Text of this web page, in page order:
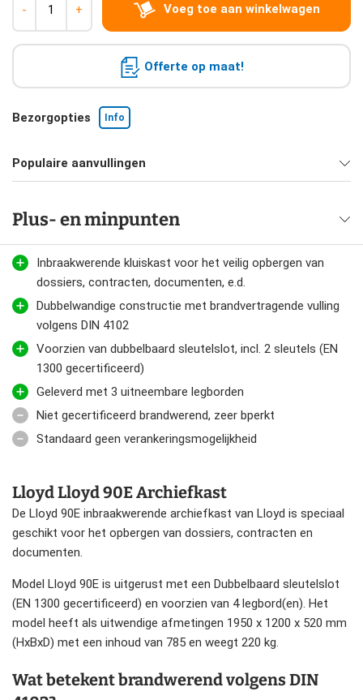
Populaire aanvullingen
- + Voeg toe aan winkelwagen
Offerte op maat!
Bezorgopties Info
Lloyd Lloyd 90E Archiefkast
De Lloyd 90E inbraakwerende archiefkast van Lloyd is speciaal
geschikt voor het opbergen van dossiers, contracten en
documenten.
Model Lloyd 90E is uitgerust met een Dubbelbaard sleutelslot
(EN 1300 gecertificeerd) en voorzien van 4 legbord(en). Het
model heeft als uitwendige afmetingen 1950 x 1200 x 520 mm
(HxBxD) met een inhoud van 785 en weegt 220 kg.
Wat betekent brandwerend volgens DIN
Plus- en minpunten
Inbraakwerende kluiskast voor het veilig opbergen van
dossiers, contracten, documenten, e.d.
Dubbelwandige constructie met brandvertragende vulling
volgens DIN 4102
Voorzien van dubbelbaard sleutelslot, incl. 2 sleutels (EN
1300 gecertificeerd)
Geleverd met 3 uitneembare legborden
Niet gecertificeerd brandwerend, zeer bperkt
Standaard geen verankeringsmogelijkheid